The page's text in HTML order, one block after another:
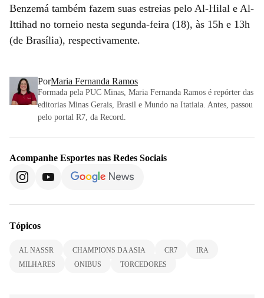
Benzemá também fazem suas estreias pelo Al-Hilal e Al-
Ittihad no torneio nesta segunda-feira (18), às 15h e 13h
(de Brasília), respectivamente.
PorMaria Fernanda Ramos
Formada pela PUC Minas, Maria Fernanda Ramos é repórter das
editorias Minas Gerais, Brasil e Mundo na Itatiaia. Antes, passou
pelo portal R7, da Record.
Acompanhe Esportes nas Redes Sociais
Tópicos
AL NASSR CHAMPIONS DA ASIA CR7
IRA
MILHARES
ONIBUS TORCEDORES